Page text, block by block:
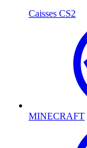
Caisses CS2
MINECRAFT